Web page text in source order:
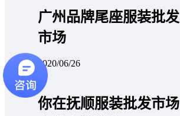
广州品牌尾座服装批发
市场
2020/06/26
你在抚顺服装批发市场